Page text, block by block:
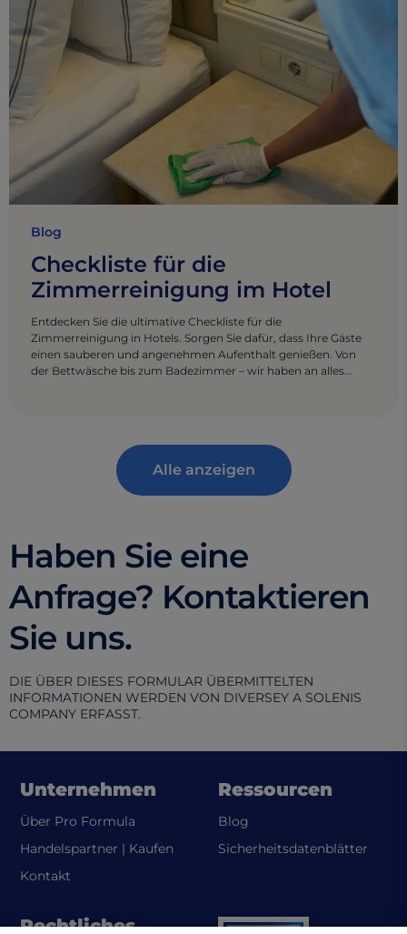
Blog
Checkliste für die
Zimmerreinigung im Hotel
Entdecken Sie die ultimative Checkliste für die
Zimmerreinigung in Hotels. Sorgen Sie dafür, dass Ihre Gäste
einen sauberen und angenehmen Aufenthalt genießen. Von
der Bettwäsche bis zum Badezimmer – wir haben an alles
Alle anzeigen
Haben Sie eine
Anfrage? Kontaktieren
Sie uns.
DIE ÜBER DIESES FORMULAR ÜBERMITTELTEN
INFORMATIONEN WERDEN VON DIVERSEY A SOLENIS
COMPANY ERFASST.
Unternehmen
Über Pro Formula
Handelspartner | Kaufen
Kontakt
Ressourcen
Blog
Sicherheitsdatenblätter
Rechtliches